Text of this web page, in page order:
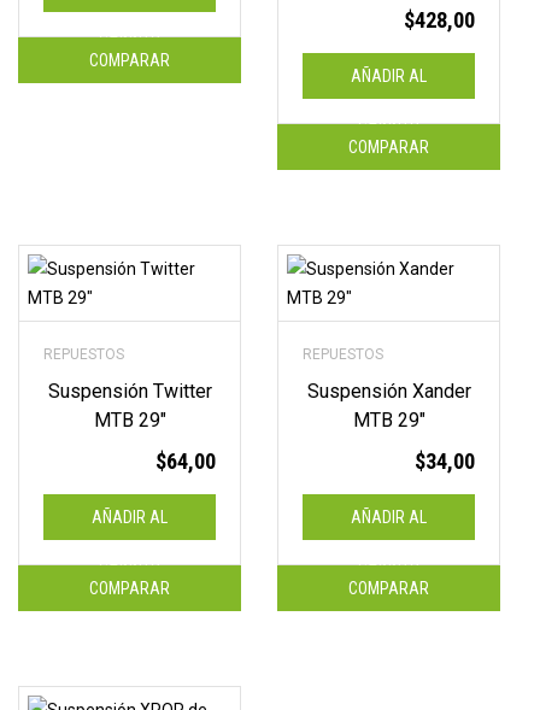
CARRITO
COMPARAR
$428,00
AÑADIR AL
CARRITO
COMPARAR
REPUESTOS
Suspensión Twitter
MTB 29″
$64,00
AÑADIR AL
CARRITO
COMPARAR
REPUESTOS
Suspensión Xander
MTB 29″
$34,00
AÑADIR AL
CARRITO
COMPARAR